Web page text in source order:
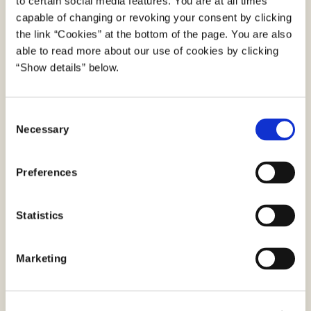
capable of changing or revoking your consent by clicking
the link “Cookies” at the bottom of the page. You are also
able to read more about our use of cookies by clicking
“Show details” below.
Necessary
Preferences
Statistics
Marketing
Sundhedskort-appen er et frivilligt digitalt
supplement til det fysiske sundhedskort.
måde, som du kan med det fysiske
Sundhedskort-appen på borger.dk